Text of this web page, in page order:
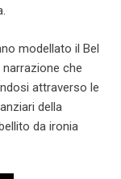
modellato il Bel
narrazione che
attraverso le
della
da ironia